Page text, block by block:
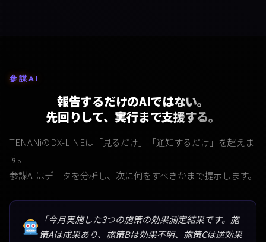
参謀AI
報告するだけのAIではない。
先回りして、実行まで支援する。
TENANiのDX-LINEは「見るだけ」「通知するだけ」を超えま
す。
参謀AIはデータを分析し、次に何をすべきかまで提示します。
「今月実施した3つの施策の効果測定結果です。施
策Aは成果あり、施策Bは効果不明、施策Cは逆効果